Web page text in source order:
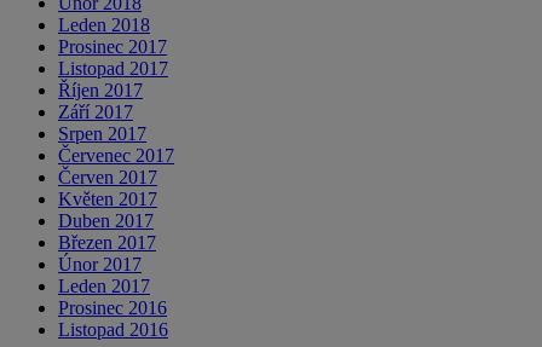
Leden 2018
Prosinec 2017
Listopad 2017
Říjen 2017
Září 2017
Srpen 2017
Červenec 2017
Červen 2017
Květen 2017
Duben 2017
Březen 2017
Únor 2017
Leden 2017
Prosinec 2016
Listopad 2016